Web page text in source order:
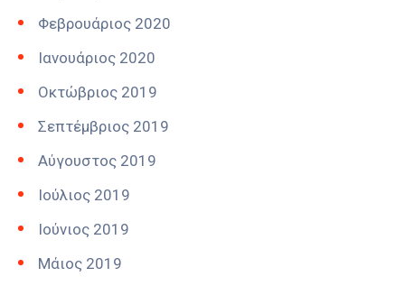
Φεβρουάριος 2020
Ιανουάριος 2020
Οκτώβριος 2019
Σεπτέμβριος 2019
Αύγουστος 2019
Ιούλιος 2019
Ιούνιος 2019
Μάιος 2019